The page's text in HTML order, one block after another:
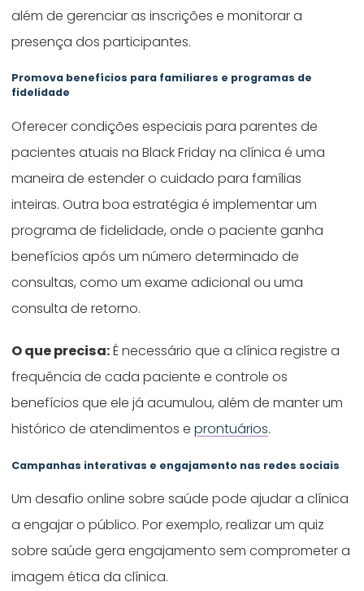
além de gerenciar as inscrições e monitorar a
presença dos participantes.
Promova benefícios para familiares e programas de
fidelidade
Oferecer condições especiais para parentes de
pacientes atuais na Black Friday na clínica é uma
maneira de estender o cuidado para famílias
inteiras. Outra boa estratégia é implementar um
programa de fidelidade, onde o paciente ganha
benefícios após um número determinado de
consultas, como um exame adicional ou uma
consulta de retorno.
O que precisa:É necessário que a clínica registre a
frequência de cada paciente e controle os
benefícios que ele já acumulou, além de manter um
histórico de atendimentos eprontuários.
Campanhas interativas e engajamento nas redes sociais
Um desafio online sobre saúde pode ajudar a clínica
a engajar o público. Por exemplo, realizar um quiz
sobre saúde gera engajamento sem comprometer a
imagem ética da clínica.